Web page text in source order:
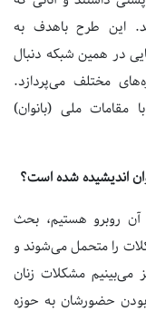
این طرح باهدف به
در همین شبکه دنبال
مختلف می‌پردازد.
ملی (بانوان)
اندیشیده شده است؟
روبرو هستیم، بحث
را متحمل می‌شوند و
می‌بینیم مشکلات زنان
حضورشان به حوزه